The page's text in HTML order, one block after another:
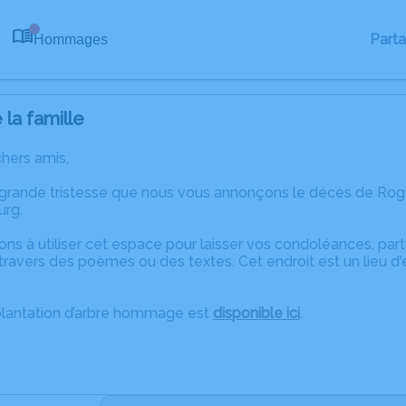
Hommages
la famille
amis,
tristesse que nous vous annonçons le décès de
à utiliser cet espace pour laisser vos condoléances,
des poèmes ou des textes. Cet endroit est un lieu
d’arbre hommage est disponible ici.